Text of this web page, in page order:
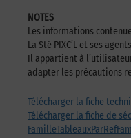
NOTES
Les informations
La Sté PIXC’L et ses
Il appartient à
adapter les précautions
Télécharger la fiche
Télécharger la fiche de